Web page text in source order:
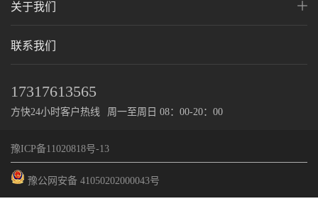
关于我们
联系我们
17317613565
方快24小时客户热线 周一至周日 08：00-20：00
豫ICP备11020818号-13
豫公网安备 41050202000043号